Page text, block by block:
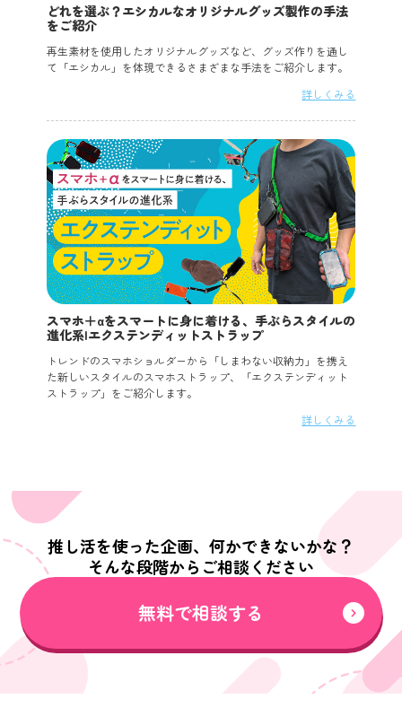
どれを選ぶ？エシカルなオリジナルグッズ製作の手法
をご紹介
再生素材を使用したオリジナルグッズなど、グッズ作りを通し
て「エシカル」を体現できるさまざまな手法をご紹介します。
詳しくみる
スマホ＋αをスマートに身に着ける、手ぶらスタイルの
進化系|エクステンディットストラップ
トレンドのスマホショルダーから「しまわない収納力」を携え
た新しいスタイルのスマホストラップ、「エクステンディット
ストラップ」をご紹介します。
詳しくみる
推し活を使った企画、何かできないかな？
そんな段階からご相談ください
無料で相談する